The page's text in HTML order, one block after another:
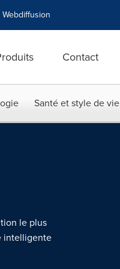
Webdiffusion
Contact
Santé et style de vie
le plus
intelligente